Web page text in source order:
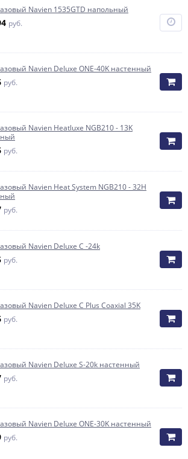
Navien 1535GTD напольный
руб.
Navien Deluxe ONE-40K настенный
руб.
Navien Heatluxe NGB210 - 13K
руб.
Navien Heat System NGB210 - 32H
руб.
Navien Deluxe C -24k
руб.
Navien Deluxe C Plus Coaxial 35K
руб.
Navien Deluxe S-20k настенный
руб.
Navien Deluxe ONE-30K настенный
руб.